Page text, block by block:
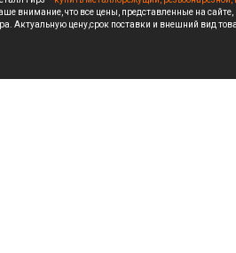
внимание, что все цены, представленные на
Актуальную цену,срок поставки и внешний вид